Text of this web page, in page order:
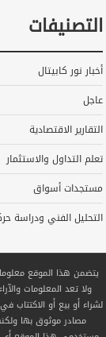
التصنيفات
أخبار نور كابيتال
عاجل
التقارير الاقتصادية
تعلم التداول والاستثمار
مستجدات أسواق
التحليل الفني ودراسة
يتضمن هذا الموقع
ولا تعد المعلومات
لشراء أو بيع أو
مصادر موثوق بها